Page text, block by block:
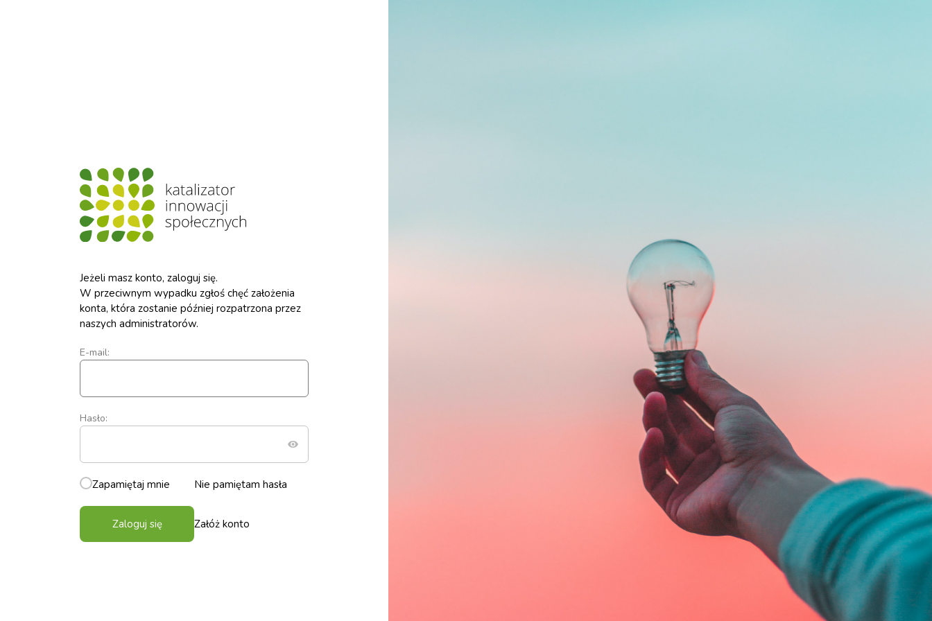
Jeżeli masz konto, zaloguj się.
W przeciwnym wypadku zgłoś chęć założenia
konta, która zostanie później rozpatrzona przez
naszych administratorów.
E-mail:
Hasło:
Zapamiętaj mnie Nie pamiętam hasła
Zaloguj się Załóż konto